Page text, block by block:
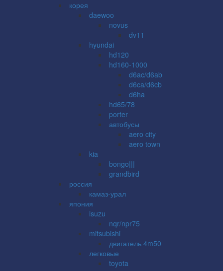
корея
daewoo
novus
dv11
hyundai
hd120
hd160-1000
d6ac/d6ab
d6ca/d6cb
d6ha
hd65/78
porter
автобусы
aero city
aero town
kia
bongo|||
grandbird
россия
камаз-урал
япония
isuzu
nqr/npr75
mitsubishi
двигатель 4m50
легковые
toyota